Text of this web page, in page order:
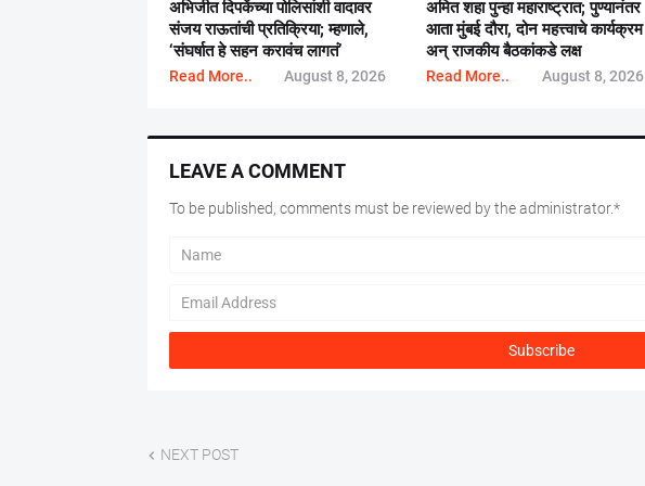
अभिजीत दिपकेंच्या पोलिसांशी वादावर
संजय राऊतांची प्रतिक्रिया; म्हणाले,
‘संघर्षात हे सहन करावंच लागतं’
Read More.. August 8, 2026
अमित शहा पुन्हा महाराष्ट्रात; पुण्यानंतर
आता मुंबई दौरा, दोन महत्त्वाचे कार्यक्रम
अन् राजकीय बैठकांकडे लक्ष
Read More.. August 8, 2026
LEAVE A COMMENT
To be published, comments must be reviewed by the administrator.*
NEXT POST